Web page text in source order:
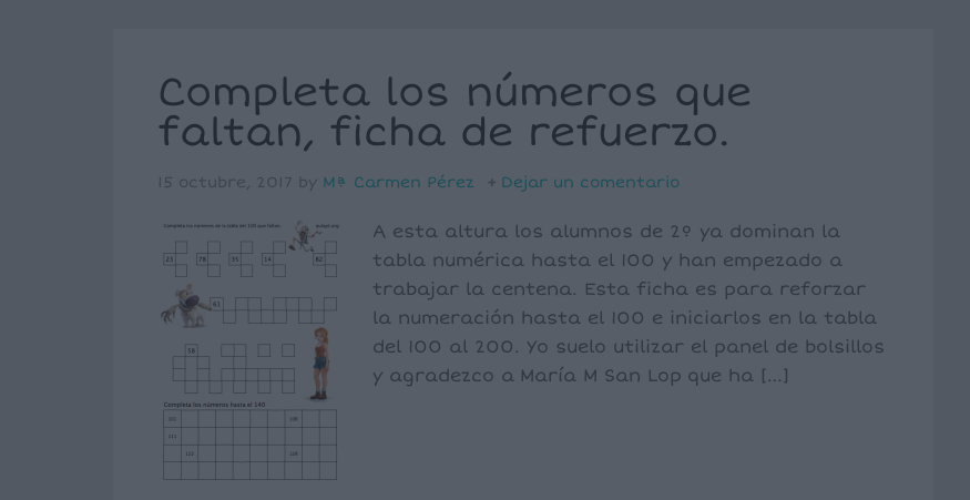
Completa los números que
faltan, ficha de refuerzo.
15 octubre, 2017 by Mª Carmen Pérez Dejar un comentario
A esta altura los alumnos de 2º ya dominan la
tabla numérica hasta el 100 y han empezado a
trabajar la centena. Esta ficha es para reforzar
la numeración hasta el 100 e iniciarlos en la tabla
del 100 al 200. Yo suelo utilizar el panel de bolsillos
y agradezco a María M San Lop que ha […]